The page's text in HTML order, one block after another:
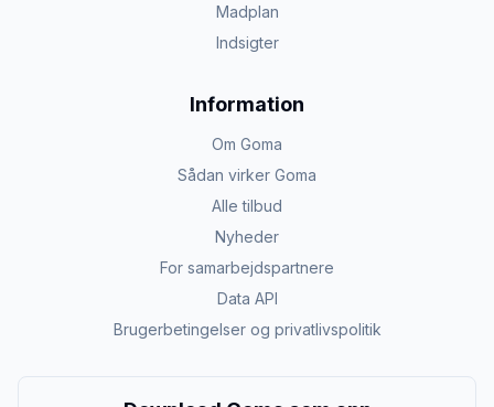
Madplan
Indsigter
Information
Om Goma
Sådan virker Goma
Alle tilbud
Nyheder
For samarbejdspartnere
Data API
Brugerbetingelser og privatlivspolitik